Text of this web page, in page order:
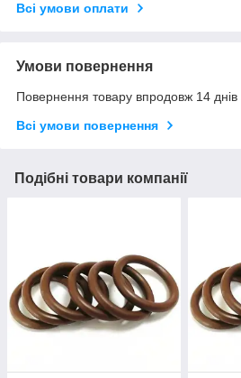
Всі умови оплати
Умови повернення
Повернення товару впродовж 14 днів
Всі умови повернення
Подібні товари компанії